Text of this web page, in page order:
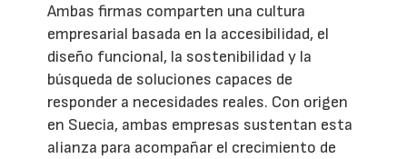
Ambas firmas comparten una cultura
empresarial basada en la accesibilidad, el
diseño funcional, la sostenibilidad y la
búsqueda de soluciones capaces de
responder a necesidades reales. Con origen
en Suecia, ambas empresas sustentan esta
alianza para acompañar el crecimiento de